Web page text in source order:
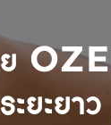
ยะยาว